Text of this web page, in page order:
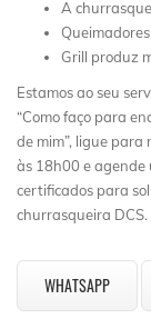
A
Grill produz
Estamos ao seu
“Como faço para
de mim”, ligue
às 18h00 e agende
certificados para
churrasqueira DCS.
WHATSAPP